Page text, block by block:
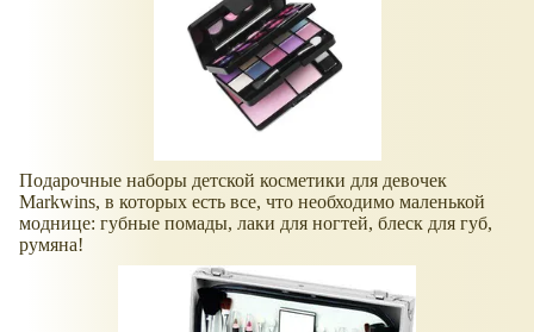
Подарочные наборы детской косметики для девочек
Markwins, в которых есть все, что необходимо маленькой
моднице: губные помады, лаки для ногтей, блеск для губ,
румяна!